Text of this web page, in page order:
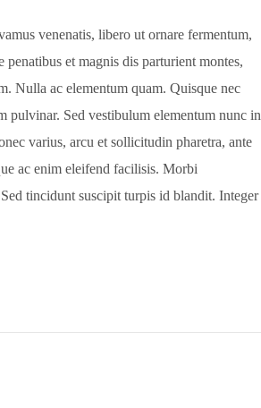
venenatis, libero ut ornare fermentum,
et magnis dis parturient montes,
Nulla ac elementum quam. Quisque nec
pulvinar. Sed vestibulum elementum nunc in
varius, arcu et sollicitudin pharetra, ante
ac enim eleifend facilisis. Morbi
tincidunt suscipit turpis id blandit. Integer